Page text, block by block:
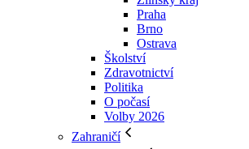
Praha
Brno
Ostrava
Školství
Zdravotnictví
Politika
O počasí
Volby 2026
Zahraničí